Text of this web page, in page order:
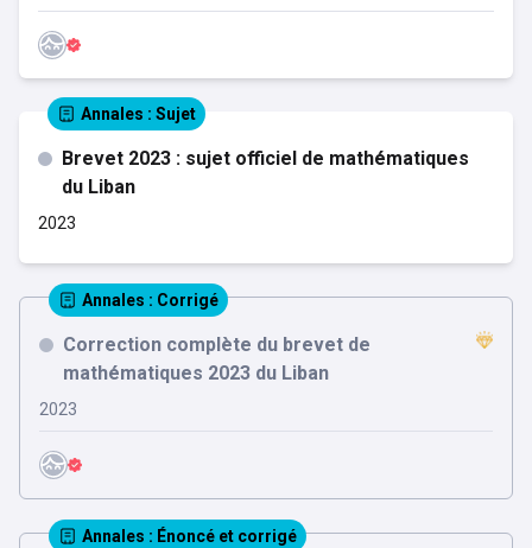
Annales : Sujet
Brevet 2023 : sujet officiel de mathématiques
du Liban
2023
Annales : Corrigé
Correction complète du brevet de
mathématiques 2023 du Liban
2023
Annales : Énoncé et corrigé